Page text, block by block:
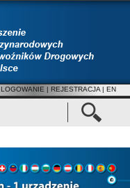
LOGOWANIE | REJESTRACJA | EN